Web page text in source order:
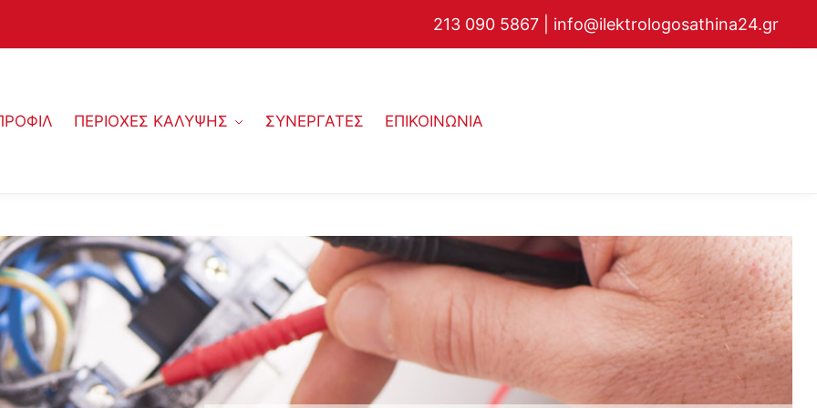
213 090 5867 info@ilektrologosathina24.gr
ΠΕΡΙΟΧΕΣ ΚΑΛΥΨΗΣ ΣΥΝΕΡΓΑΤΕΣ ΕΠΙΚΟΙΝΩΝΙΑ